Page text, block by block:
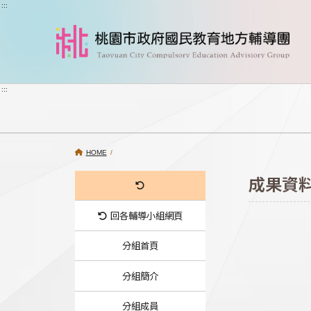
跳到主要內容
:::
:::
HOME /
回各輔導小組網頁
分組首頁
分組簡介
分組成員
成果資